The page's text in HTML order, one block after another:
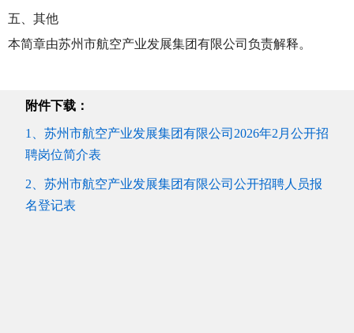
五、其他
本简章由苏州市航空产业发展集团有限公司负责解释。
附件下载：
1、苏州市航空产业发展集团有限公司2026年2月公开招
聘岗位简介表
2、苏州市航空产业发展集团有限公司公开招聘人员报
名登记表